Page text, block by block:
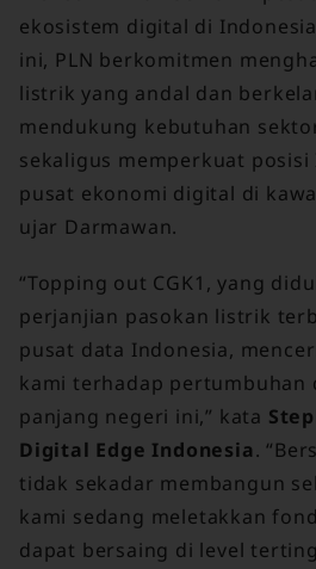
ekosistem digital di
ini, PLN berkomitmen
listrik yang andal dan
mendukung kebutuhan
sekaligus memperkuat posisi
pusat ekonomi digital di
ujar Darmawan.
“Topping out CGK1, yang
perjanjian pasokan listrik
pusat data Indonesia,
kami terhadap pertumbuhan
panjang negeri ini,” kata
Digital Edge Indonesia.
tidak sekadar membangun
kami sedang meletakkan
dapat bersaing di level